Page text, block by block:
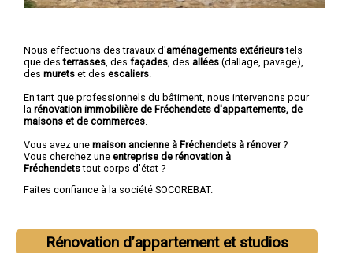
Nous effectuons des travaux d'aménagements extérieurstels
que desterrasses , des façades , des allées (dallage, pavage),
des murets et des escaliers
En tant que professionnels du bâtiment, nous intervenons pour
la rénovation immobilière de Fréchendets d'appartements, de
maisons et de commerces
Vous avez une maison ancienne à Fréchendets à rénover?
Vous cherchez une entreprise de rénovation à
Fréchendetstout corps d'état ?
Faites confiance à la société SOCOREBAT.
Rénovation d’appartement et studios